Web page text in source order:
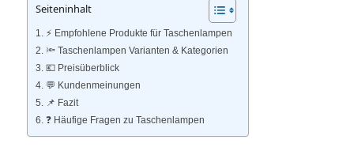
Seiteninhalt
⚡️ Empfohlene Produkte für Taschenlampen
🔦 Taschenlampen Varianten & Kategorien
💶 Preisüberblick
💬 Kundenmeinungen
📌 Fazit
❓ Häufige Fragen zu Taschenlampen